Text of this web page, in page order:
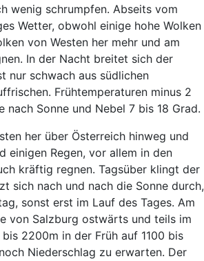
wenig schrumpfen. Abseits vom
Wetter, obwohl einige hohe Wolken
von Westen her mehr und am
In der Nacht breitet sich der
nur schwach aus südlichen
Frühtemperaturen minus 2
Sonne und Nebel 7 bis 18 Grad.
her über Österreich hinweg und
einigen Regen, vor allem in den
kräftig regnen. Tagsüber klingt der
sich nach und nach die Sonne durch,
sonst erst im Lauf des Tages. Am
von Salzburg ostwärts und teils im
2200m in der Früh auf 1100 bis
Niederschlag zu erwarten. Der